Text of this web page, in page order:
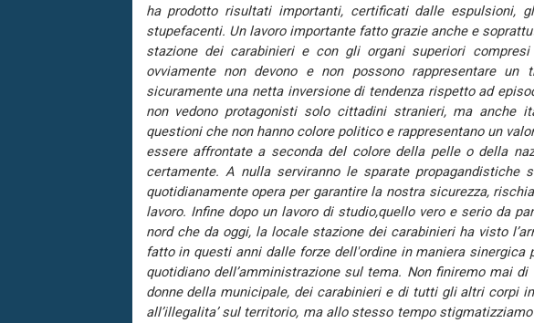
ha prodotto risultati importanti, certificati dalle espulsioni,
stupefacenti. Un lavoro importante fatto grazie anche e
stazione dei carabinieri e con gli organi superiori
ovviamente non devono e non possono rappresentare un
sicuramente una netta inversione di tendenza rispetto ad
non vedono protagonisti solo cittadini stranieri, ma anche
questioni che non hanno colore politico e rappresentano un
essere affrontate a seconda del colore della pelle o della
certamente. A nulla serviranno le sparate
quotidianamente opera per garantire la nostra sicurezza,
lavoro. Infine dopo un lavoro di studio,quello vero e serio da
nord che da oggi, la locale stazione dei carabinieri ha visto
fatto in questi anni dalle forze dell'ordine in maniera sinergica
quotidiano dell’amministrazione sul tema. Non finiremo mai
donne della municipale, dei carabinieri e di tutti gli altri corpi
all’illegalita’ sul territorio, ma allo stesso tempo